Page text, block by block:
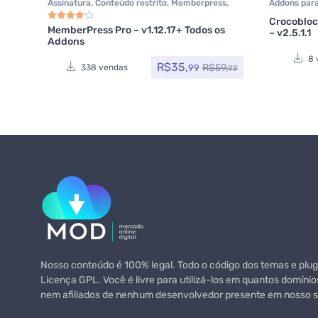
Assinatura, Conteúdo restrito, Memberpress,
Plugins, Plugins Wocoomerce
Avaliação
MemberPress Pro – v1.12.17+ Todos os
Addons
338 vendas R$35,99 R$59,99
Addons
Elementor
– v2.5.1.1
8
Nosso conteúdo é 100% legal. Todo o código dos temas e
Licença GPL. Você é livre para utilizá-los em quantos
nem afiliados de nenhum desenvolvedor presente em nosso